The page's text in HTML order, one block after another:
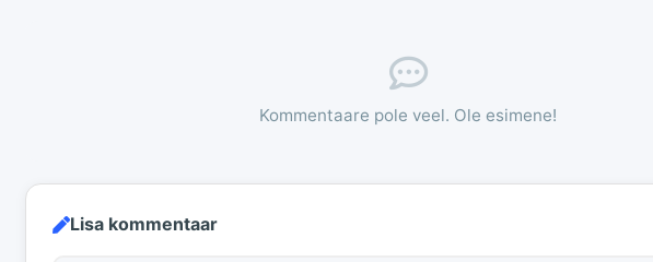
Kommentaare pole veel. Ole esimene!
Lisa kommentaar